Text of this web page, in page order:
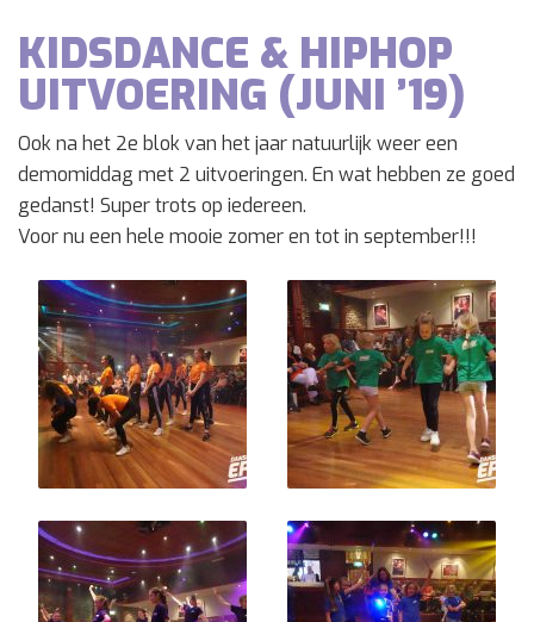
KIDSDANCE & HIPHOP
UITVOERING (JUNI ’19)
Ook na het 2e blok van het jaar natuurlijk weer een
demomiddag met 2 uitvoeringen. En wat hebben ze goed
gedanst! Super trots op iedereen.
Voor nu een hele mooie zomer en tot in september!!!